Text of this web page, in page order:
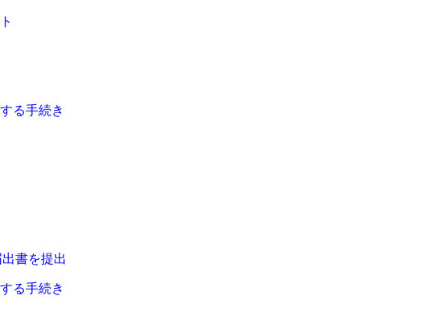
る手続き
書を提出
る手続き